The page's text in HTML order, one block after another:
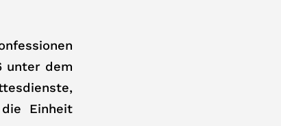
unter dem
Einheit